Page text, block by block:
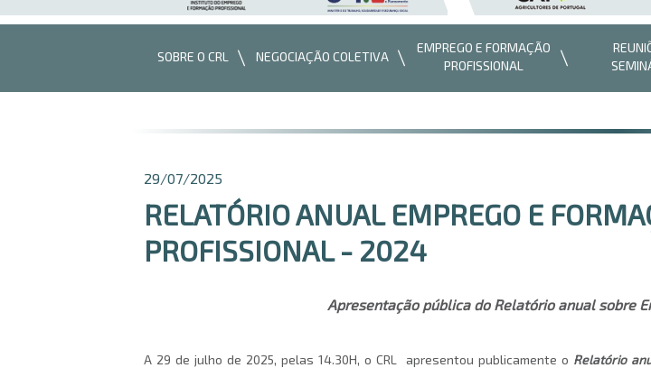
SOBRE O CRL NEGOCIAÇÃO COLETIVA
EMPREGO E FORMAÇÃO
PROFISSIONAL
29/07/2025
RELATÓRIO ANUAL EMPREGO E
PROFISSIONAL - 2024
Apresentação pública do Relatório anual sobre
A 29 de julho de 2025, pelas 14.30H, o CRL apresentou publicamente o Relatório